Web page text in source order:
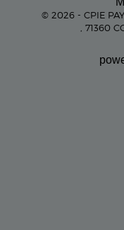
© 2026 - CPIE
, 71360